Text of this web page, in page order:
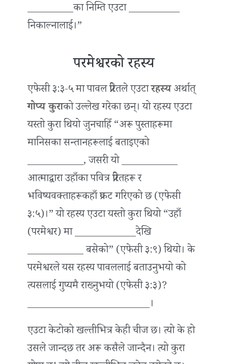
_________का निम्ति एउटा __________
निकाल्नालाई।”
परमेश्वरको रहस्य
एफेसी ३:३-५ मा पावल प्रेरितले एउटारहस्यअर्थात्
गोप्य कुराको उल्लेख गरेका छन्। यो रहस्य एउटा
यस्तो कुरा थियो जुनचाहिँ “अरू पुस्ताहरूमा
मानिसका सन्तानहरूलाई बताइएको
___________, जसरी यो ___________
आत्माद्वारा उहाँका पवित्र प्रेरितहरू र
भविष्यवक्ताहरूकहाँ प्रकट गरिएको छ (एफेसी
३:५)।” यो रहस्य एउटा यस्तो कुरा थियो “उहाँ
(परमेश्वर) मा ____________देखि
___________ बसेको” (एफेसी ३:९) थियो। के
परमेश्वरले यस रहस्य पावललाई बताउनुभयो को
त्यसलाई गुप्यमै राख्‍नुभयो (एफेसी ३:३)?
________________________।
एउटा केटोको खल्तीभित्र केही चीज छ। त्यो के हो
उसले जान्दछ तर अरू कसैले जान्दैन। त्यो कुरा